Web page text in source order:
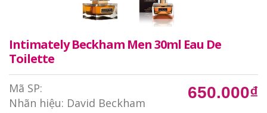
Intimately Beckham Men 30ml Eau De
Toilette
Mã SP:
Nhãn hiệu: David Beckham
650.000₫